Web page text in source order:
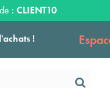
!
partir de
: CLIENT10